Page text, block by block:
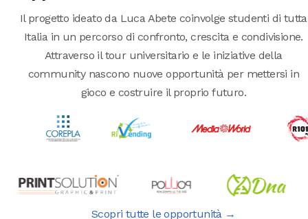
Il progetto ideato da Luca Abete coinvolge studenti di tutta
Italia in un percorso di confronto, crescita e condivisione.
Attraverso il tour universitario e le iniziative della
community nascono nuove opportunità per mettersi in
gioco e costruire il proprio futuro.
Scopri tutte le opportunità →